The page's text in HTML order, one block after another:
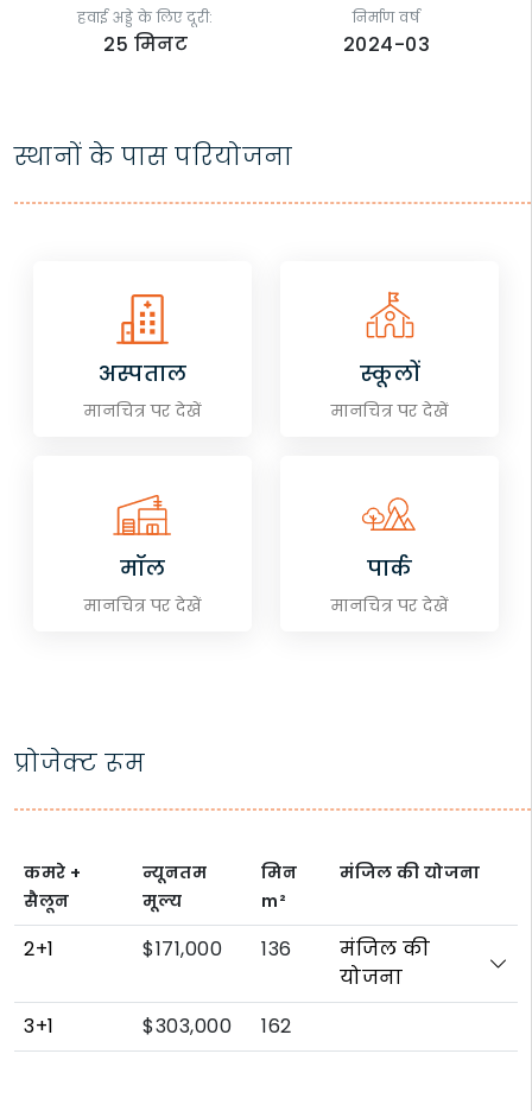
हवाई अड्डे के लिए दूरी:
25 मिनट
निर्माण वर्ष
2024-03
स्थानों के पास परियोजना
अस्पताल
मानचित्र पर देखें
स्कूलों
मानचित्र पर देखें
मॉल
मानचित्र पर देखें
पार्क
मानचित्र पर देखें
प्रोजेक्ट रूम
कमरे +
सैलून
न्यूनतम
मूल्य
मिन
m²
मंजिल की योजना
2+1 $171,000 136
मंजिल की
योजना
3+1
$303,000 162